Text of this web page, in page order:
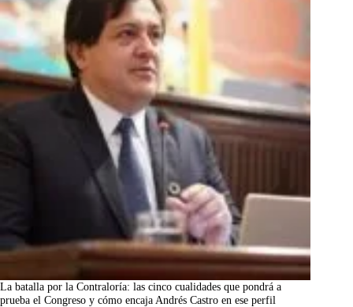
La batalla por la Contraloría: las cinco cualidades que pondrá a
prueba el Congreso y cómo encaja Andrés Castro en ese perfil